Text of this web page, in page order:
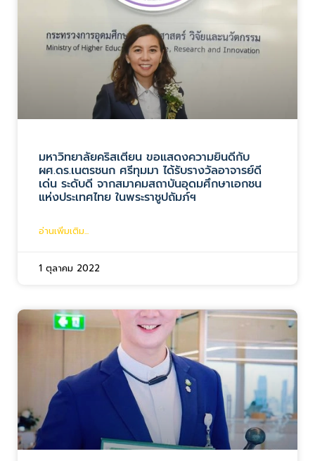
มหาวิทยาลัยคริสเตียน ขอแสดงความยินดีกับ
ผศ.ดร.เนตรชนก ศรีทุมมา ได้รับรางวัลอาจารย์ดี
เด่น ระดับดี จากสมาคมสถาบันอุดมศึกษาเอกชน
แห่งประเทศไทย ในพระราชูปถัมภ์ฯ
อ่านเพิ่มเติม...
1 ตุลาคม 2022